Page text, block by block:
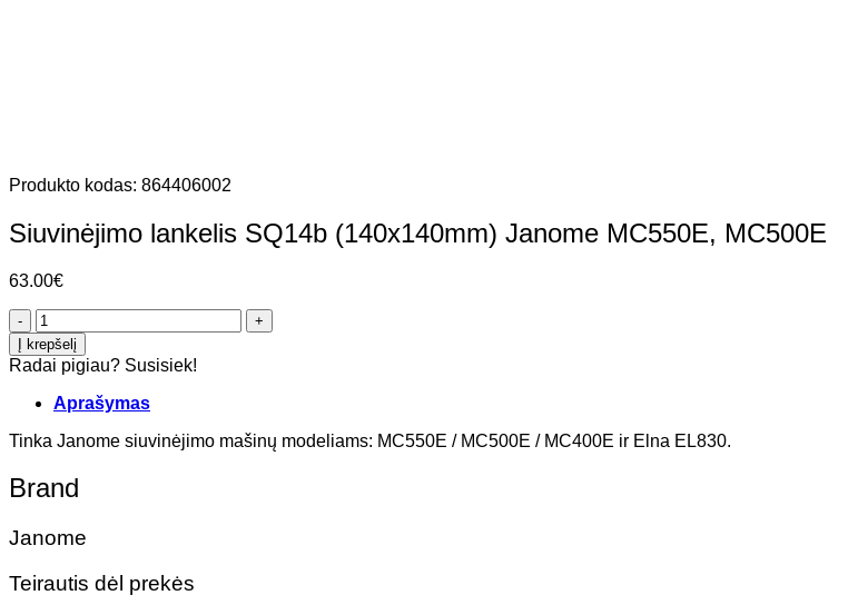
Produkto kodas: 864406002
Siuvinėjimo lankelis SQ14b (140x140mm) Janome MC550E, MC500E
63.00€
produkto
kiekis:
Siuvinėjimo
lankelis
SQ14b
(140x140mm)
Janome
MC500E
Į krepšelį
Radai pigiau? Susisiek!
Aprašymas
Tinka Janome siuvinėjimo mašinų modeliams: MC550E / MC500E / MC400E ir Elna EL830.
Brand
Janome
Teirautis dėl prekės